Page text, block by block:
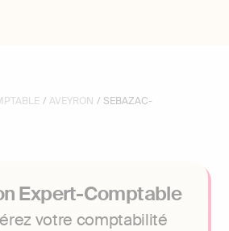
/ AVEYRON / SEBAZAC-
Expert-Comptable
votre comptabilité